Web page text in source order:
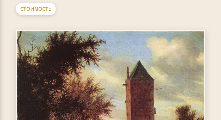
СТОИМОСТЬ